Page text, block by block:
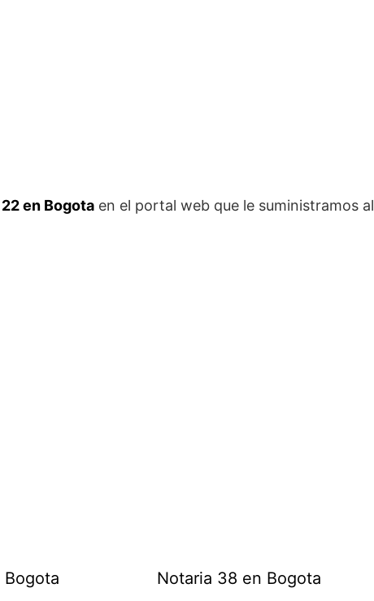
en Bogota en el portal web que le suministramos al
Notaria 38 en Bogota